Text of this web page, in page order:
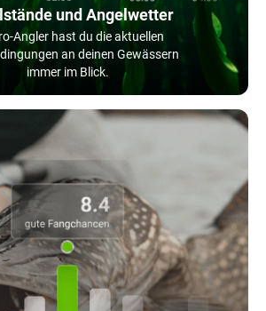
und Angelwetter
Angler hast du die aktuellen
an deinen Gewässern
immer im Blick.